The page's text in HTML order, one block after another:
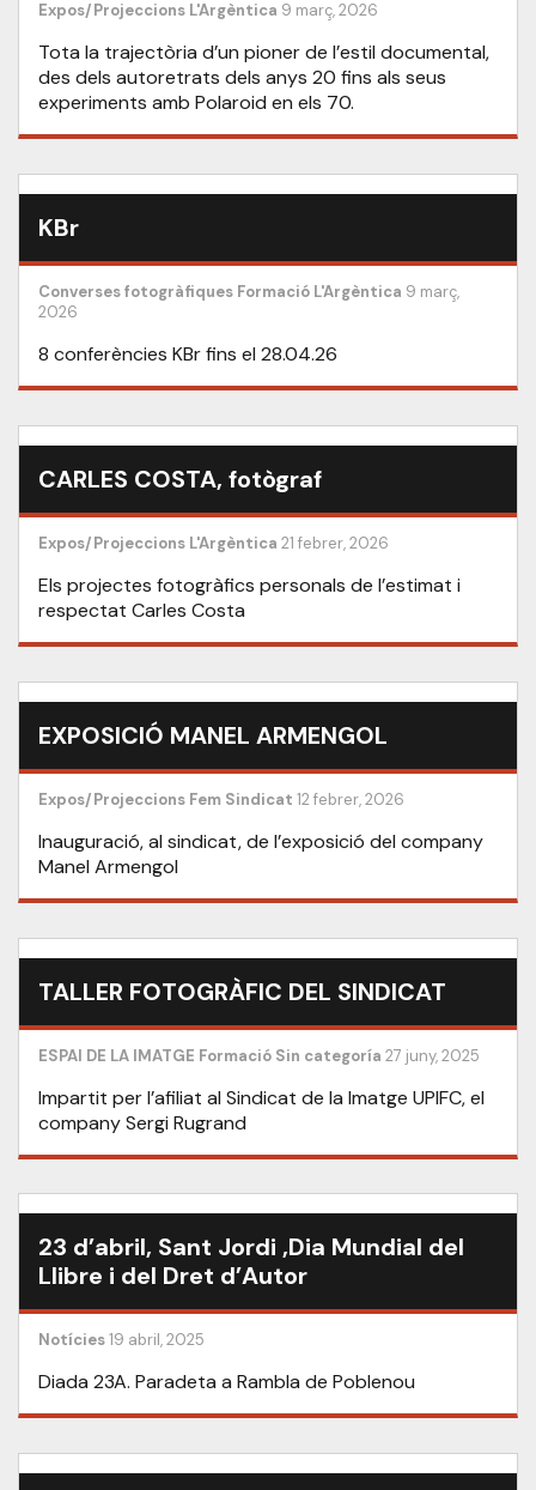
Expos/Projeccions L'Argèntica 9 març, 2026
Tota la trajectòria d’un pioner de l’estil documental,
des dels autoretrats dels anys 20 fins als seus
experiments amb Polaroid en els 70.
KBr
Converses fotogràfiques Formació L'Argèntica 9 març,
2026
8 conferències KBr fins el 28.04.26
CARLES COSTA, fotògraf
Expos/Projeccions L'Argèntica 21 febrer, 2026
Els projectes fotogràfics personals de l’estimat i
respectat Carles Costa
EXPOSICIÓ MANEL ARMENGOL
Expos/Projeccions Fem Sindicat 12 febrer, 2026
Inauguració, al sindicat, de l’exposició del company
Manel Armengol
TALLER FOTOGRÀFIC DEL SINDICAT
ESPAI DE LA IMATGE Formació Sin categoría 27 juny, 2025
Impartit per l’afiliat al Sindicat de la Imatge UPIFC, el
company Sergi Rugrand
23 d’abril, Sant Jordi ,Dia Mundial del
Llibre i del Dret d’Autor
Notícies19 abril, 2025
Diada 23A. Paradeta a Rambla de Poblenou